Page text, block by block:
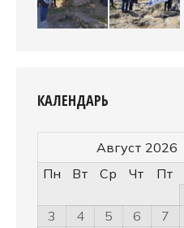
КАЛЕНДАРЬ
Август 2026
Пн
Вт Ср Чт Пт
3
4 5 6 7